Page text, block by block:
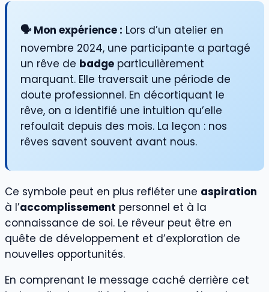
🗣️ Mon expérience : Lors d’un atelier en
novembre 2024, une participante a partagé
un rêve de badge particulièrement
marquant. Elle traversait une période de
doute professionnel. En décortiquant le
rêve, on a identifié une intuition qu’elle
refoulait depuis des mois. La leçon : nos
rêves savent souvent avant nous.
Ce symbole peut en plus refléter une aspiration
à l’accomplissement personnel et à la
connaissance de soi. Le rêveur peut être en
quête de développement et d’exploration de
nouvelles opportunités.
En comprenant le message caché derrière cet